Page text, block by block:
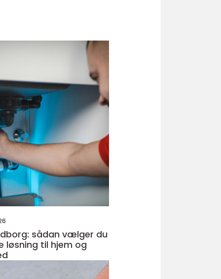
sådan vælger du
løsning til hjem og